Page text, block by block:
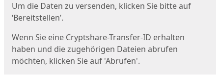
Um die Daten zu versenden, klicken Sie bitte auf
‘Bereitstellen’.
Wenn Sie eine Cryptshare-Transfer-ID erhalten
haben und die zugehörigen Dateien abrufen
möchten, klicken Sie auf 'Abrufen'.